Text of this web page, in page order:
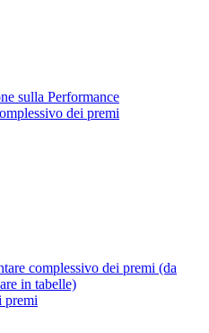
sulla Performance
dei premi
complessivo dei premi (da
in tabelle)
premi